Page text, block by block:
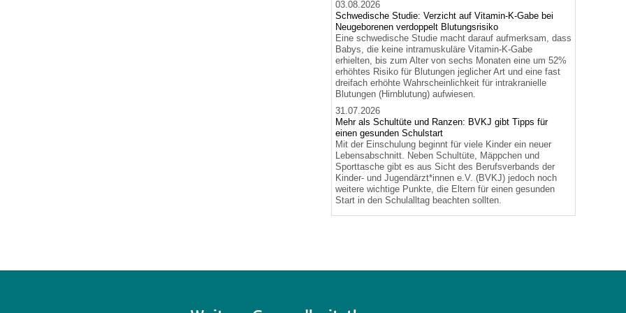
03.08.2026
Schwedische Studie: Verzicht auf Vitamin-K-Gabe bei
Neugeborenen verdoppelt Blutungsrisiko
Eine schwedische Studie macht darauf aufmerksam, dass
Babys, die keine intramuskuläre Vitamin-K-Gabe
erhielten, bis zum Alter von sechs Monaten eine um 52%
erhöhtes Risiko für Blutungen jeglicher Art und eine fast
dreifach erhöhte Wahrscheinlichkeit für intrakranielle
Blutungen (Hirnblutung) aufwiesen.
31.07.2026
Mehr als Schultüte und Ranzen: BVKJ gibt Tipps für
einen gesunden Schulstart
Mit der Einschulung beginnt für viele Kinder ein neuer
Lebensabschnitt. Neben Schultüte, Mäppchen und
Sporttasche gibt es aus Sicht des Berufsverbands der
Kinder- und Jugendärzt*innen e.V. (BVKJ) jedoch noch
weitere wichtige Punkte, die Eltern für einen gesunden
Start in den Schulalltag beachten sollten.